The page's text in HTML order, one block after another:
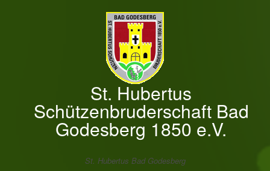
St. Hubertus
Schützenbruderschaft Bad
Godesberg 1850 e.V.
St. Hubertus Bad Godesberg